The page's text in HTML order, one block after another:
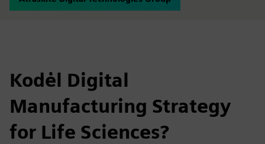
Kodėl Digital
Manufacturing Strategy
for Life Sciences?